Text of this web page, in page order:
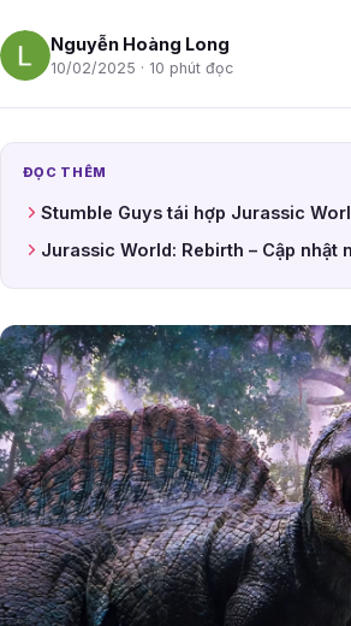
Nguyễn Hoàng Long
10/02/2025 · 10 phút đọc
ĐỌC THÊM
Stumble Guys tái hợp Jurassic
Jurassic World: Rebirth – Cập